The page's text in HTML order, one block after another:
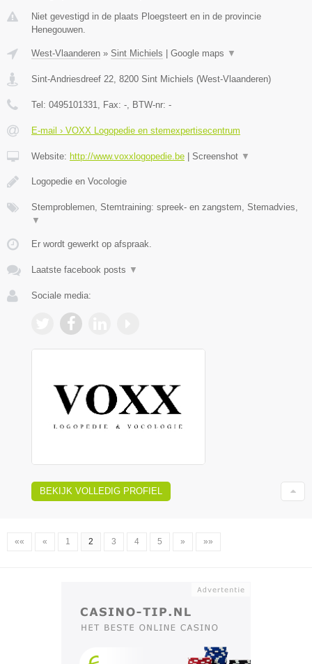
Niet gevestigd in de plaats Ploegsteert en in de provincie
Henegouwen.
West-Vlaanderen » Sint Michiels | Google maps ▼
Sint-Andriesdreef 22 8200 Sint Michiels (West-Vlaanderen)
Tel: 0495101331 , Fax: - , BTW-nr: -
E-mail › VOXX Logopedie en stemexpertisecentrum
Website: http://www.voxxlogopedie.be | Screenshot ▼
Logopedie en Vocologie
Stemproblemen, Stemtraining: spreek- en zangstem, Stemadvies,
▼
Er wordt gewerkt op afspraak.
Laatste facebook posts ▼
Sociale media:
BEKIJK VOLLEDIG PROFIEL
«« « 1 2 3 4 5 » »»